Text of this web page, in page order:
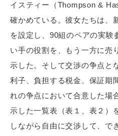
イスティー（Thompson &
確かめている。彼女たちは、
を設定し、90組のペアの実験
い手の役割を、もう一方に売
示した。そして交渉の争点と
利子、負担する税金、保証期
れの争点において合意した場
示した一覧表（表１、表２）
しながら自由に交渉して、で